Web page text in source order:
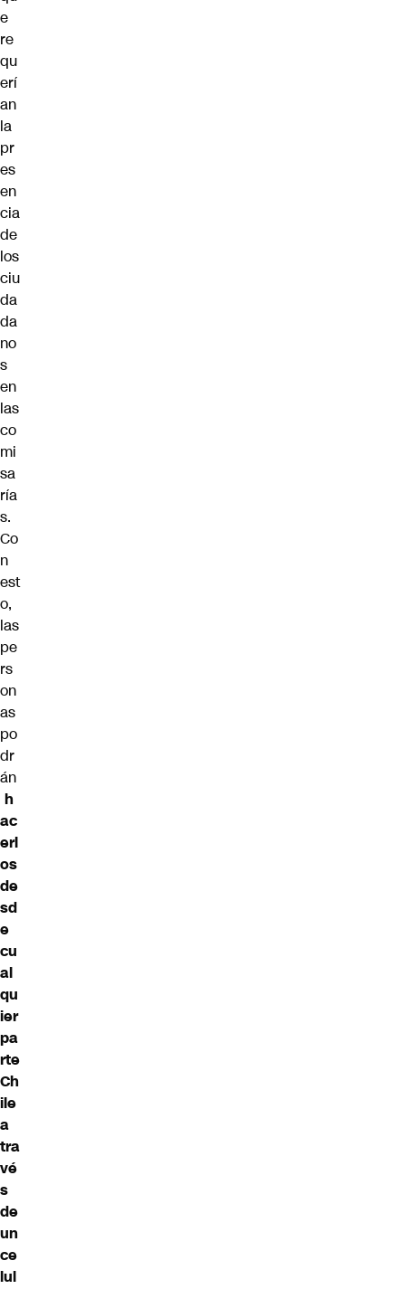
e
re
qu
erí
an
la
pr
es
en
cia
de
los
ciu
da
da
no
s
en
las
co
mi
sa
ría
s.
Co
n
est
o,
las
pe
rs
on
as
po
dr
án
h
ac
erl
os
de
sd
e
cu
al
qu
ier
pa
rte
Ch
ile
a
tra
vé
s
de
un
ce
lul